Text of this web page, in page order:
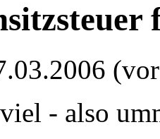
- also